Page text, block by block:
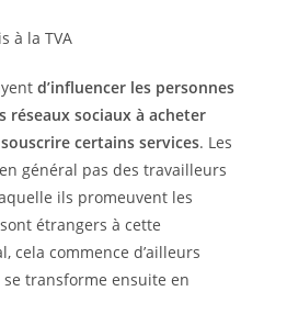
d’influencer les personnes
réseaux sociaux à acheter
certains services. Les
général pas des travailleurs
ils promeuvent les
étrangers à cette
cela commence d’ailleurs
transforme ensuite en